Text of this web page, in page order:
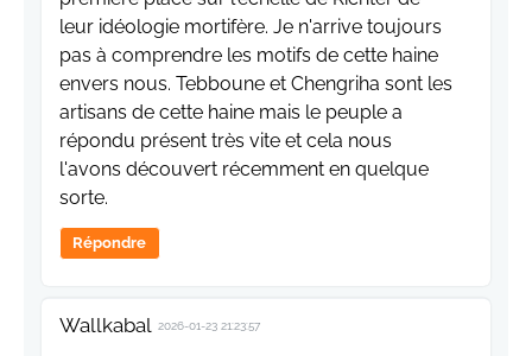
leur idéologie mortifère. Je n'arrive toujours
pas à comprendre les motifs de cette haine
envers nous. Tebboune et Chengriha sont les
artisans de cette haine mais le peuple a
répondu présent très vite et cela nous
l'avons découvert récemment en quelque
sorte.
Répondre
Wallkabal 2026-01-23 21:23:57